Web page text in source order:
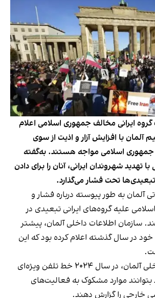
ایرانی مخالف جمهوری اسلامی اعلام
آلمان با افزایش آزار و اذیت از سوی
اسلامی مواجه هستند. به‌گفته
تهدید شهروندان ایرانی، آنان را برای دادن
تبعیدی‌ها تحت فشار می‌گذارد.
آلمان به طور پیوسته درباره فشار و
علیه گروه‌های ایرانی تبعیدی در
سازمان اطلاعات داخلی آلمان، پیشتر
خود در سال گذشته اعلام کرده بود که این
سازمان اطلاعات داخلی آلمان، در سال ۲۰۲۴ خط تلفن ویژه‌ای
بتوانند موارد مشکوک به فعالیت‌های
خارجی را گزارش دهند.